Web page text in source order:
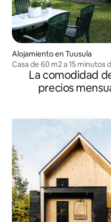
Alojamiento en Tuusula
Casa de 60 m2 a 15 minutos
La comodidad
precios